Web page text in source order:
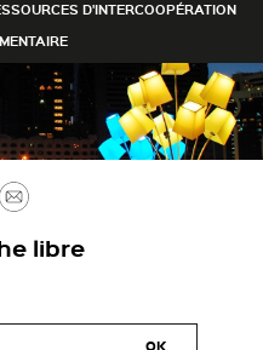
D'INTERCOOPÉRATION
Imprimer
libre